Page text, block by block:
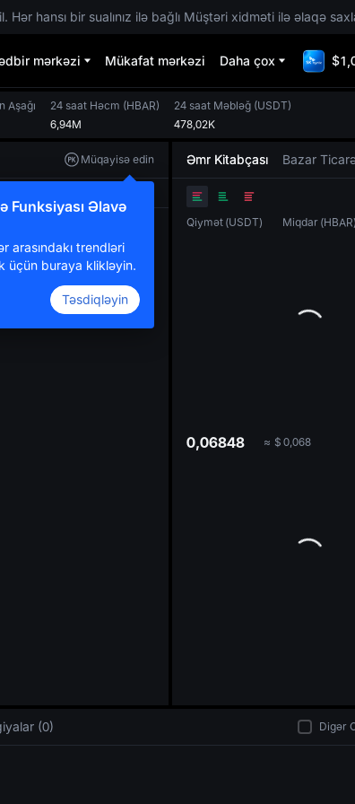
hansı bir sualınız ilə bağlı Müştəri xidməti ilə əlaqə
mərkəzi Mükafat mərkəzi Daha çox
Aşağı
24 saat Həcm (HBAR)
6,94M
24 saat Məbləğ (USDT)
478,02K
Müqayisə edin
Funksiyası Əlavə
arasındakı trendləri
üçün buraya klikləyin.
Təsdiqləyin
Əmr Kitabçası Bazar
Qiymət (USDT) Miqdar (HBAR)
0,06848 ≈ $ 0,068
(0) Digər